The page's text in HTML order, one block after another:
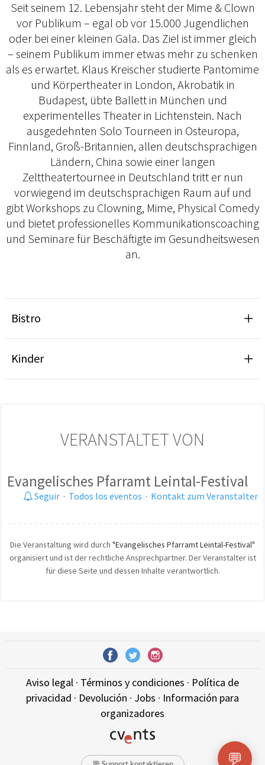
Seit seinem 12. Lebensjahr steht der Mime & Clown
vor Publikum – egal ob vor 15.000 Jugendlichen
oder bei einer kleinen Gala. Das Ziel ist immer gleich
– seinem Publikum immer etwas mehr zu schenken
als es erwartet. Klaus Kreischer studierte Pantomime
und Körpertheater in London, Akrobatik in
Budapest, übte Ballett in München und
experimentelles Theater in Lichtenstein. Nach
ausgedehnten Solo Tourneen in Osteuropa,
Finnland, Groß-Britannien, allen deutschsprachigen
Ländern, China sowie einer langen
Zelttheatertournee in Deutschland tritt er nun
vorwiegend im deutschsprachigen Raum auf und
gibt Workshops zu Clowning, Mime, Physical Comedy
und bietet professionelles Kommunikationscoaching
und Seminare für Beschäftigte im Gesundheitswesen
an.
Bistro
Kinder
VERANSTALTET VON
Evangelisches Pfarramt Leintal-Festival
Seguir · Todos los eventos · Kontakt zum Veranstalter
Die Veranstaltung wird durch "Evangelisches Pfarramt Leintal-Festival"
organisiert und ist der rechtliche Ansprechpartner. Der Veranstalter ist
für diese Seite und dessen Inhalte verantwortlich.
Aviso legal · Términos y condiciones · Política de
privacidad · Devolución · Jobs · Información para
organizadores
💬